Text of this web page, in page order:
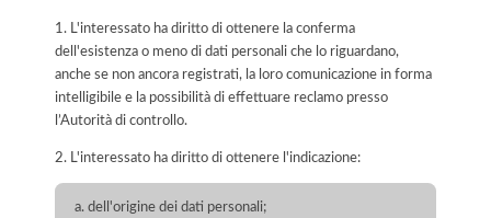
1. L'interessato ha diritto di ottenere la conferma
dell'esistenza o meno di dati personali che lo riguardano,
anche se non ancora registrati, la loro comunicazione in forma
intelligibile e la possibilità di effettuare reclamo presso
l’Autorità di controllo.
2. L'interessato ha diritto di ottenere l'indicazione:
dell'origine dei dati personali;